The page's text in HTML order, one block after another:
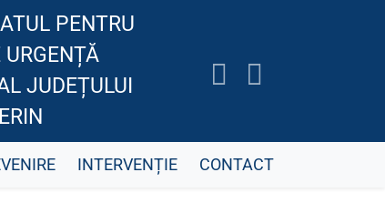
PENTRU
JUDEȚULUI
INTERVENȚIE CONTACT